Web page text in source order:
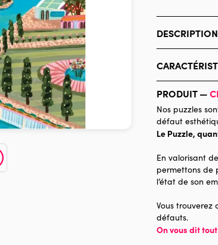
Millie Putland
Marque
Catégorie
Age
Provenance
Nombre de
Dimensions
PRODUIT —
Nos puzzles
défaut
Le Puzzle,
En valorisant
permettons de
l’état de son
Vous trouverez
défauts.
On vous dit tout